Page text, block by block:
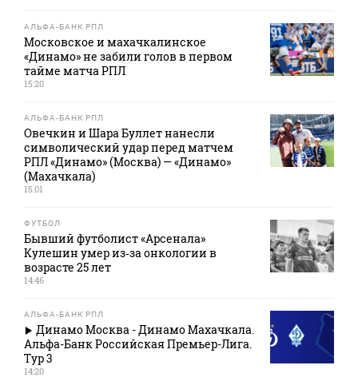
АЛЬФА-БАНК РПЛ
Московское и махачкалинское
«Динамо» не забили голов в первом
тайме матча РПЛ
15:20
АЛЬФА-БАНК РПЛ
Овечкин и Шара Буллет нанесли
символический удар перед матчем
РПЛ «Динамо» (Москва) — «Динамо»
(Махачкала)
15:01
ФУТБОЛ
Бывший футболист «Арсенала»
Кулешин умер из‑за онкологии в
возрасте 25 лет
14:46
АЛЬФА-БАНК РПЛ
Динамо Москва - Динамо Махачкала.
Альфа-Банк Российская Премьер-Лига.
Тур 3
14:20